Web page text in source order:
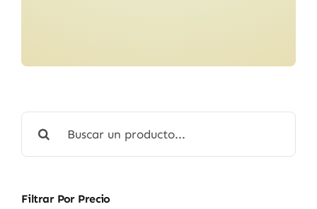
Filtrar Por Precio